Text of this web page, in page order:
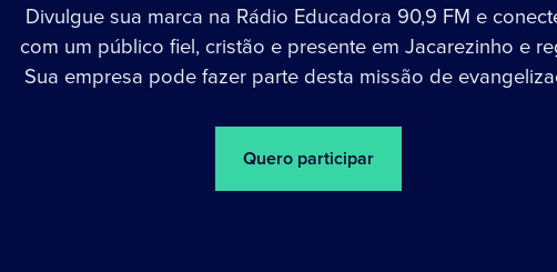
Divulgue sua marca na Rádio Educadora 90,9 FM e
com um público fiel, cristão e presente em Jacarezinho e
Sua empresa pode fazer parte desta missão de
Quero participar